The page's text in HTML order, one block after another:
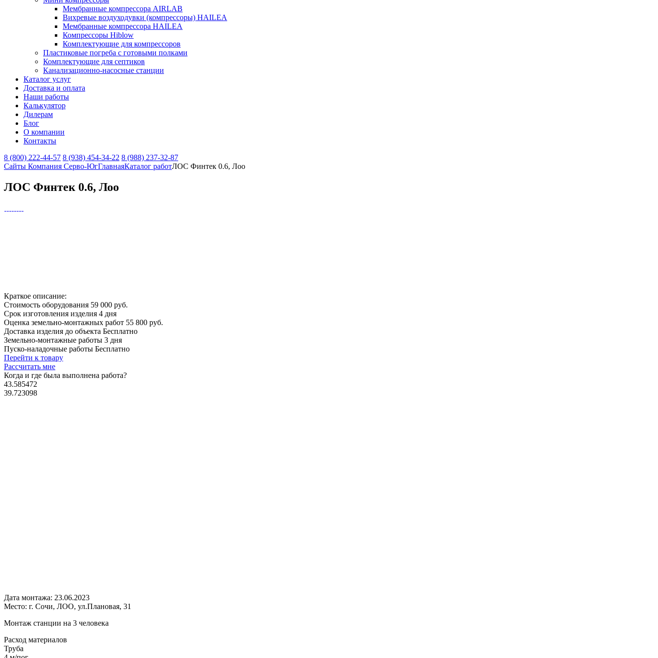
Мембранные компрессора AIRLAB
Вихревые воздуходувки (компрессоры) HAILEA
Мембранные компрессора HAILEA
Компрессоры Hiblow
Комплектующие для компрессоров
Пластиковые погреба с готовыми полками
Комплектующие для септиков
Канализационно-насосные станции
Каталог услуг
Доставка и оплата
Наши работы
Калькулятор
Дилерам
Блог
О компании
Контакты
8 (800) 222-44-57 8 (938) 454-34-22 8 (988) 237-32-87
Сайты Компания Серво-ЮгГлавнаяКаталог работЛОС Финтек 0.6, Лоо
ЛОС Финтек 0.6, Лоо
Краткое описание:
Стоимость оборудования 59 000 руб.
Срок изготовления изделия 4 дня
Оценка земельно-монтажных работ 55 800 руб.
Доставка изделия до объекта Бесплатно
Земельно-монтажные работы 3 дня
Пуско-наладочные работы Бесплатно
Перейти к товару
Рассчитать мне
Когда и где была выполнена работа?
43.585472
39.723098
Дата монтажа: 23.06.2023
Место: г. Сочи, ЛОО, ул.Плановая, 31
Монтаж станции на 3 человека
Расход материалов
Труба